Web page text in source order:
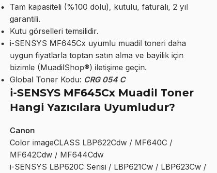
Tam kapasiteli (%100 dolu), kutulu, faturalı, 2 yıl
garantili.
Kutu görselleri temsilidir.
i-SENSYS MF645Cx uyumlu muadil toneri daha
uygun fiyatlarla toptan satın alma ve bayilik için
bizimle (MuadilShop®) iletişime geçin.
Global Toner Kodu: CRG 054 C
i-SENSYS MF645Cx Muadil Toner
Hangi Yazıcılara Uyumludur?
Canon
Color imageCLASS LBP622Cdw / MF640C /
MF642Cdw / MF644Cdw
i-SENSYS LBP620C Serisi / LBP621Cw / LBP623Cw /